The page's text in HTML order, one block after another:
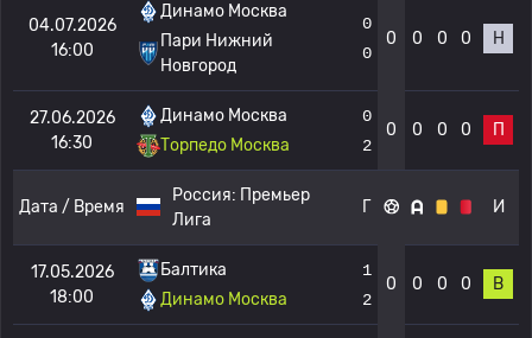
04.07.2026
16:00
Динамо Москва
Пари Нижний
Новгород
0
0
0 0 0 0 Н
27.06.2026
16:30
Динамо Москва
Торпедо Москва
0
2
0 0 0 0 П
Дата / Время
Россия: Премьер
Лига
Г И
17.05.2026
18:00
Балтика
Динамо Москва
1
2
0 0 0 0 В